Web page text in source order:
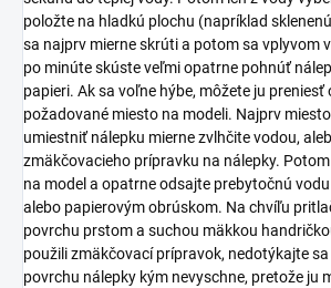
položte na hladkú plochu (napríklad
sa najprv mierne skrúti a potom sa vplyvom
po minúte skúste veľmi opatrne pohnúť
papieri. Ak sa voľne hýbe, môžete ju preniesť
požadované miesto na modeli. Najprv
umiestniť nálepku mierne zvlhčite vodou,
zmäkčovacieho prípravku na nálepky.
na model a opatrne odsajte prebytočnú
alebo papierovým obrúskom. Na chvíľu
povrchu prstom a suchou mäkkou
použili zmäkčovací prípravok, nedotýkajte
povrchu nálepky kým nevyschne, pretože ju